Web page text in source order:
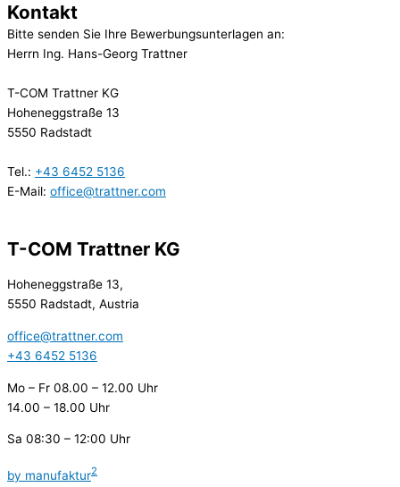
Kontakt
Bitte senden Sie Ihre Bewerbungsunterlagen an:
Herrn Ing. Hans-Georg Trattner
T-COM Trattner KG
Hoheneggstraße 13
5550 Radstadt
Tel.: +43 6452 5136
E-Mail: office@trattner.com
T-COM Trattner KG
Hoheneggstraße 13,
5550 Radstadt, Austria
office@trattner.com
+43 6452 5136
Mo – Fr 08.00 – 12.00 Uhr
14.00 – 18.00 Uhr
Sa 08:30 – 12:00 Uhr
by manufaktur2